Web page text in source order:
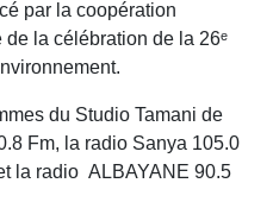
par la coopération
la célébration de la 26ᵉ
du Studio Tamani de
Fm, la radio Sanya 105.0
la radio ALBAYANE 90.5